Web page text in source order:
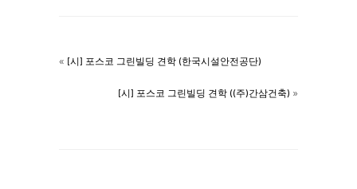
« [시] 포스코 그린빌딩 견학 (한국시설안전공단)
[시] 포스코 그린빌딩 견학 ((주)간삼건축) »